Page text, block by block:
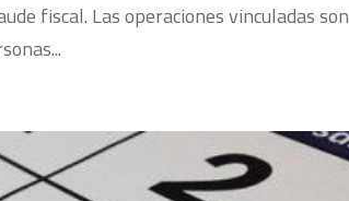
fiscal. Las operaciones vinculadas son